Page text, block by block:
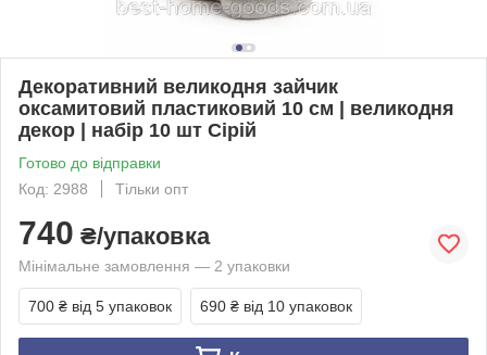
Декоративний великодня зайчик
оксамитовий пластиковий 10 см | великодня
декор | набір 10 шт Сірій
Готово до відправки
Код: 2988
Тільки опт
740 ₴/упаковка
Мінімальне замовлення — 2 упаковки
700 ₴ від 5 упаковок 690 ₴ від 10 упаковок